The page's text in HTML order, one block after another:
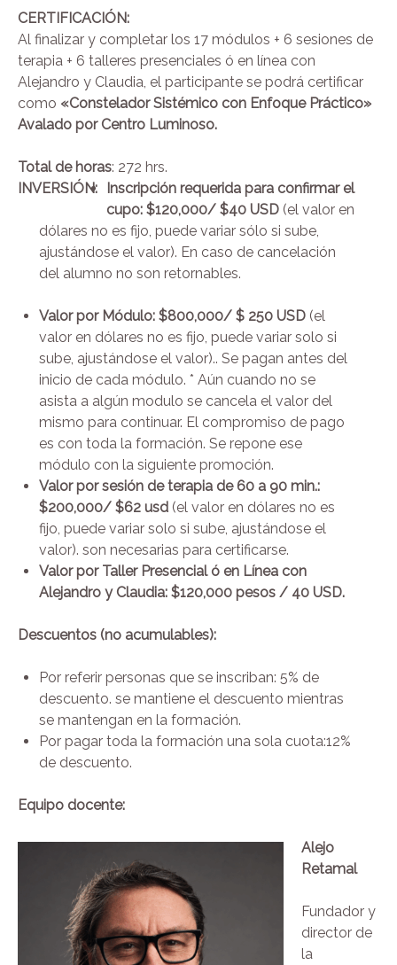
CERTIFICACIÓN:
Al finalizar y completar los 17 módulos + 6 sesiones de
terapia + 6 talleres presenciales ó en línea con
Alejandro y Claudia, el participante se podrá certificar
como «Constelador Sistémico con Enfoque Práctico»
Avalado por Centro Luminoso.
Total de horas: 272 hrs.
INVERSIÓN:
Inscripción requerida para confirmar el
cupo: $120,000/ $40 USD (el valor en
dólares no es fijo, puede variar sólo si sube,
ajustándose el valor). En caso de cancelación
del alumno no son retornables.
Valor por Módulo: $800,000/ $ 250 USD (el
valor en dólares no es fijo, puede variar solo si
sube, ajustándose el valor).. Se pagan antes del
inicio de cada módulo. * Aún cuando no se
asista a algún modulo se cancela el valor del
mismo para continuar. El compromiso de pago
es con toda la formación. Se repone ese
módulo con la siguiente promoción.
Valor por sesión de terapia de 60 a 90 min.:
$200,000/ $62 usd (el valor en dólares no es
fijo, puede variar solo si sube, ajustándose el
valor). son necesarias para certificarse.
Valor por Taller Presencial ó en Línea con
Alejandro y Claudia: $120,000 pesos / 40 USD.
Descuentos (no acumulables):
Por referir personas que se inscriban: 5% de
descuento. se mantiene el descuento mientras
se mantengan en la formación.
Por pagar toda la formación una sola cuota:12%
de descuento.
Equipo docente:
Alejo
Retamal
Fundador y
director de
la